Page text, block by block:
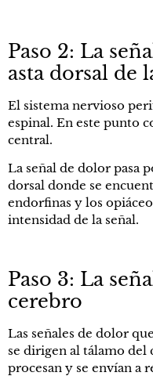
Paso 2: La
asta dorsal de
El sistema nervioso
espinal. En este punto
central.
La señal de dolor pasa
dorsal donde se
endorfinas y los
intensidad de la señal.
Paso 3: La
cerebro
Las señales de dolor
se dirigen al tálamo del
procesan y se envían a